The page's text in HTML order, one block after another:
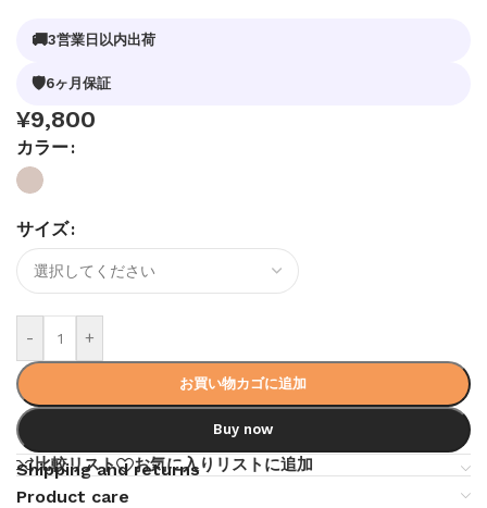
🚚3営業日以内出荷
🛡6ヶ月保証
¥9,800
カラー
サイズ
- +
お買い物カゴに追加
Buy now
比較リスト お気に入りリストに追加
Shipping and returns
Product care